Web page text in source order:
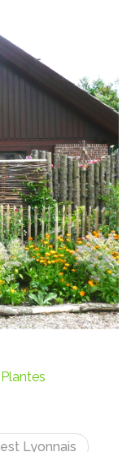
Plantes
Lyonnais